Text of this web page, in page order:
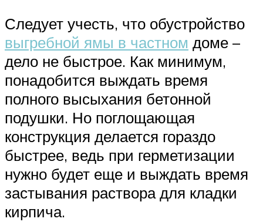
Следует учесть, что обустройство
выгребной ямы в частном доме –
дело не быстрое. Как минимум,
понадобится выждать время
полного высыхания бетонной
подушки. Но поглощающая
конструкция делается гораздо
быстрее, ведь при герметизации
нужно будет еще и выждать время
застывания раствора для кладки
кирпича.